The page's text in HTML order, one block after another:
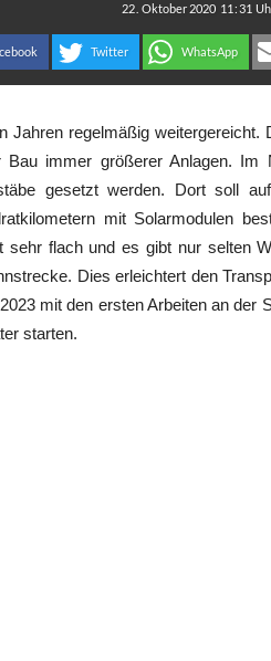
:
Twitter WhatsApp
Jahren regelmäßig weitergereicht.
immer größerer Anlagen. Im
gesetzt werden. Dort soll
mit Solarmodulen
flach und es gibt nur selten
Dies erleichtert den
mit den ersten Arbeiten an der
starten.